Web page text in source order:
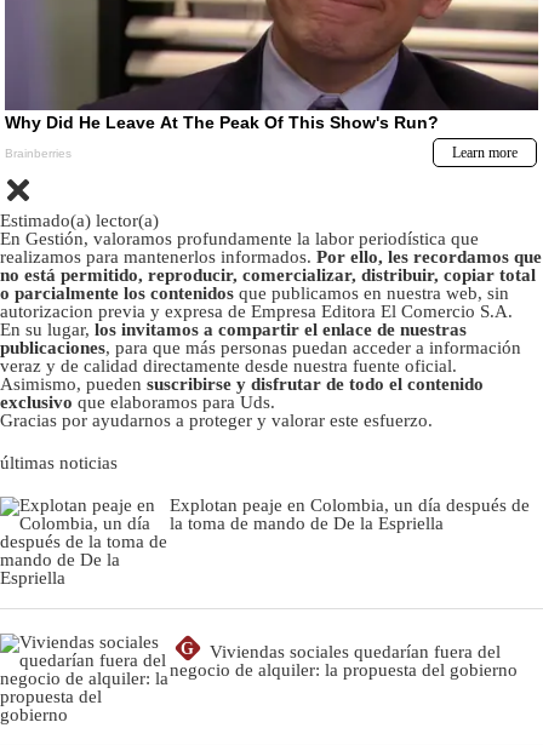
Estimado(a) lector(a)
En Gestión, valoramos profundamente la labor periodística que
realizamos para mantenerlos informados. Por ello, les recordamos que
no está permitido, reproducir, comercializar, distribuir, copiar total
o parcialmente los contenidos que publicamos en nuestra web, sin
autorizacion previa y expresa de Empresa Editora El Comercio S.A.
En su lugar, los invitamos a compartir el enlace de nuestras
publicaciones, para que más personas puedan acceder a información
veraz y de calidad directamente desde nuestra fuente oficial.
Asimismo, pueden suscribirse y disfrutar de todo el contenido
exclusivo que elaboramos para Uds.
Gracias por ayudarnos a proteger y valorar este esfuerzo.
últimas noticias
Explotan peaje en Colombia, un día después de
la toma de mando de De la Espriella
G
Viviendas sociales quedarían fuera del
negocio de alquiler: la propuesta del gobierno